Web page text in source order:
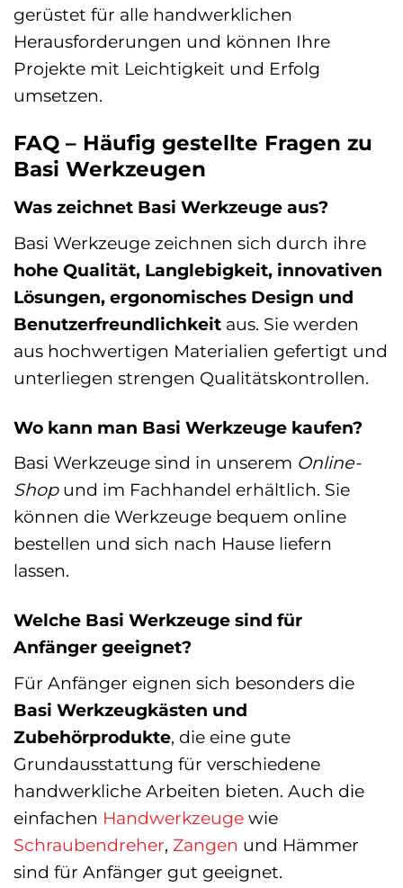
gerüstet für alle handwerklichen
Herausforderungen und können Ihre
Projekte mit Leichtigkeit und Erfolg
umsetzen.
FAQ – Häufig gestellte Fragen zu
Basi Werkzeugen
Was zeichnet Basi Werkzeuge aus?
Basi Werkzeuge zeichnen sich durch ihre
hohe Qualität, Langlebigkeit, innovativen
Lösungen, ergonomisches Design und
Benutzerfreundlichkeit aus. Sie werden
aus hochwertigen Materialien gefertigt und
unterliegen strengen Qualitätskontrollen.
Wo kann man Basi Werkzeuge kaufen?
Basi Werkzeuge sind in unserem Online-
Shopund im Fachhandel erhältlich. Sie
können die Werkzeuge bequem online
bestellen und sich nach Hause liefern
lassen.
Welche Basi Werkzeuge sind für
Anfänger geeignet?
Für Anfänger eignen sich besonders die
Basi Werkzeugkästen und
Zubehörprodukte, die eine gute
Grundausstattung für verschiedene
handwerkliche Arbeiten bieten. Auch die
einfachen Handwerkzeuge wie
Schraubendreher, Zangen und Hämmer
sind für Anfänger gut geeignet.